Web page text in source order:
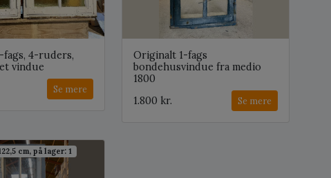
4-ruders,
vindue
Se mere
Originalt 1-fags
bondehusvindue fra medio
1800
1.800 kr.
Se mere
cm, på lager: 1